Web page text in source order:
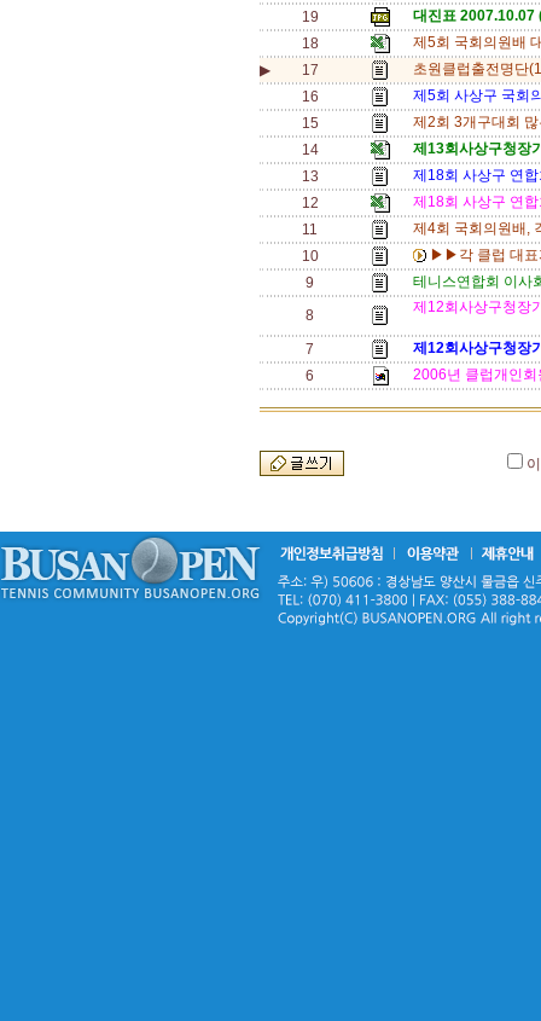
19
대진표 2007.10.07
18
제5회 국회의원배
▶
17
초원클럽출전명단
16
제5회 사상구 국회
15
제2회 3개구대회
14
제13회사상구청장
13
제18회 사상구 연
12
제18회 사상구 연
11
제4회 국회의원배,
10
▶▶각 클럽 대표
9
테니스연합회 이사
8
제12회사상구청장
7
제12회사상구청장
6
2006년 클럽개인